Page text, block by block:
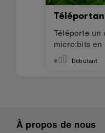
Téléporte un
micro:bits
Débutant
À propos de nous